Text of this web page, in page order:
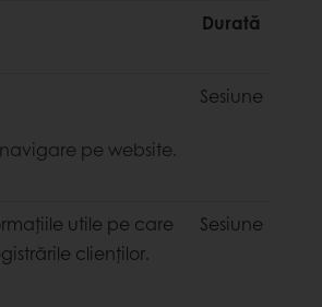
Durată
pe website.
Sesiune
utile pe care
clienților.
Sesiune